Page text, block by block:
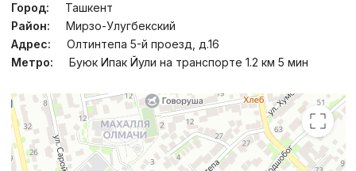
Город:
Ташкент
Район:
Мирзо-Улугбекский
Адрес:
Олтинтепа 5-й проезд, д.16
Метро:
Буюк Ипак Йули на транспорте 1.2 км 5 мин